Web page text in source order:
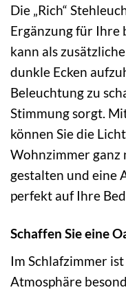
Die „Rich“
Ergänzung für Ihre
kann als
dunkle Ecken
Beleuchtung zu
Stimmung sorgt.
können Sie die
Wohnzimmer ganz
gestalten und eine
perfekt auf Ihre
Schaffen Sie eine
Im Schlafzimmer
Atmosphäre